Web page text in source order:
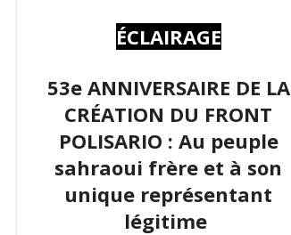
ÉCLAIRAGE
53e ANNIVERSAIRE DE LA
CRÉATION DU FRONT
POLISARIO : Au peuple
sahraoui frère et à son
unique représentant
légitime